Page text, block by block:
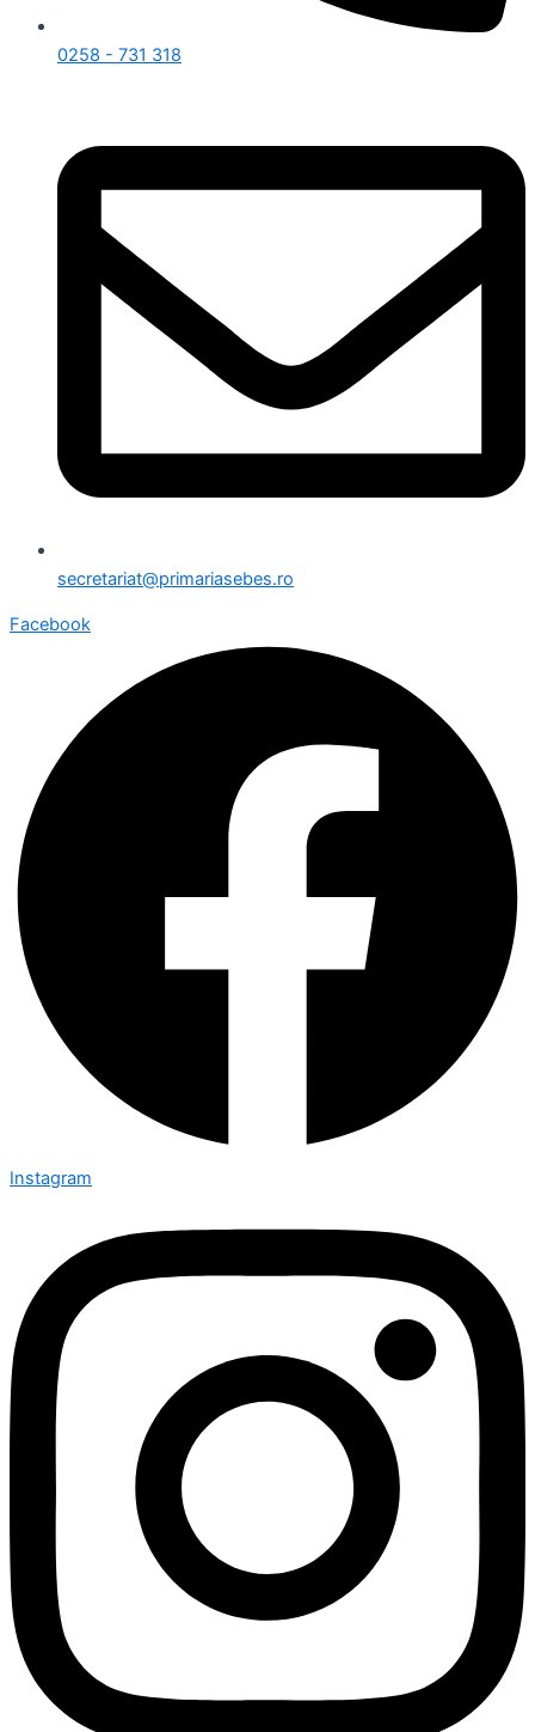
0258 - 731 318
secretariat@primariasebes.ro
Facebook
Instagram